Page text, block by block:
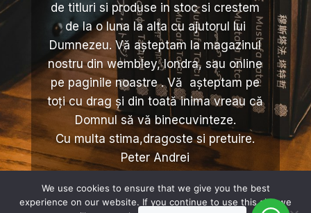
de titluri si produse in stoc si crestem
de la o luna la alta cu ajutorul lui
Dumnezeu. Vă așteptam la magazinul
nostru din wembley, londra, sau online
pe paginile noastre . Vă așteptam pe
toți cu drag și din toată inima vreau că
Domnul să vă binecuvinteze.
Cu multa stima,dragoste si pretuire.
Peter Andrei
We use cookies to ensure that we give you the best
experience on our website. If you continue to use this site we